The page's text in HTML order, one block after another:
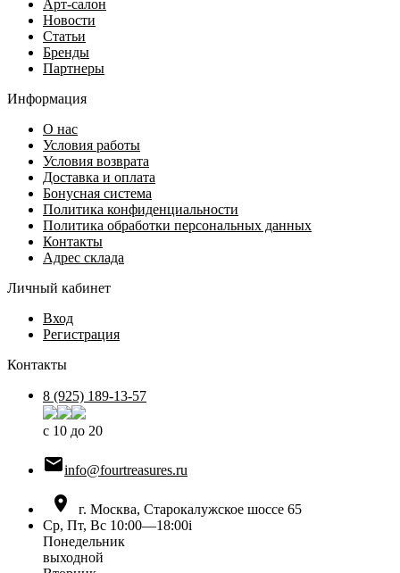
Арт-салон
Новости
Статьи
Бренды
Партнеры
Информация
О нас
Условия работы
Условия возврата
Доставка и оплата
Бонусная система
Политика конфиденциальности
Политика обработки персональных данных
Контакты
Адрес склада
Личный кабинет
Вход
Регистрация
Контакты
8 (925) 189-13-57
с 10 до 20
info@fourtreasures.ru

г. Москва, Старокалужское шоссе 65
Ср, Пт, Вс 10:00—18:00i
Понедельник
выходной